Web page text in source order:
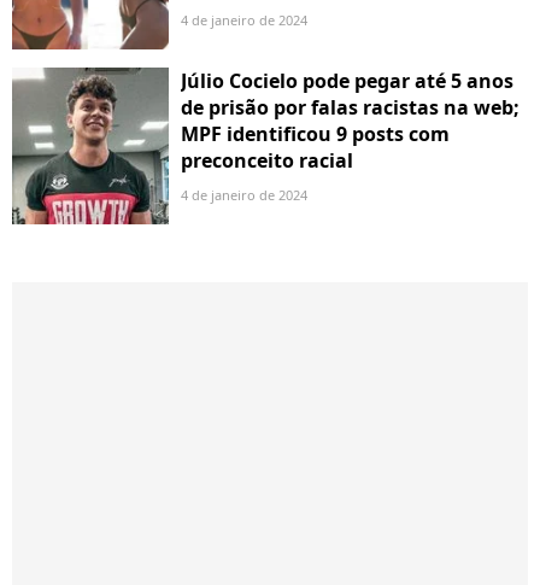
4 de janeiro de 2024
Júlio Cocielo pode pegar até 5 anos
de prisão por falas racistas na web;
MPF identificou 9 posts com
preconceito racial
4 de janeiro de 2024